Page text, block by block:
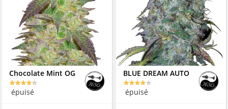
Chocolate Mint OG
épuisé
BLUE DREAM AUTO
épuisé